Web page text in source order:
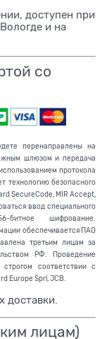
доступен при
и на
со
перенаправлены на
шлюзом и передача
протокола
технологию безопасного
SecureCode, MIR Accept,
ввод специального
шифрование.
обеспечивается ПАО
третьим лицам за
РФ. Проведение
соответствии с
Europe Sprl, JCB.
доставки.
лицам)